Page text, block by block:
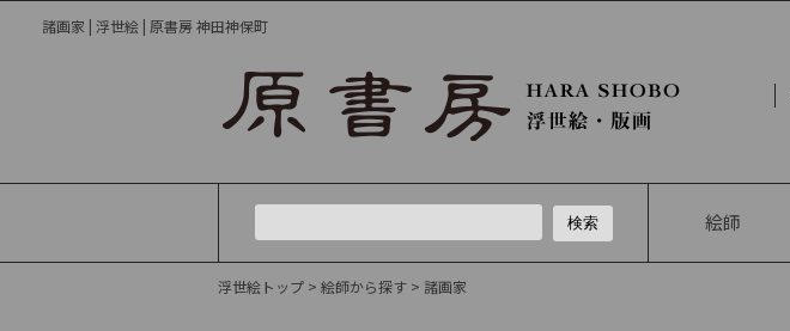
諸画家 | 浮世絵 | 原書房 神田神保町
絵師
浮世絵トップ > 絵師から探す > 諸画家